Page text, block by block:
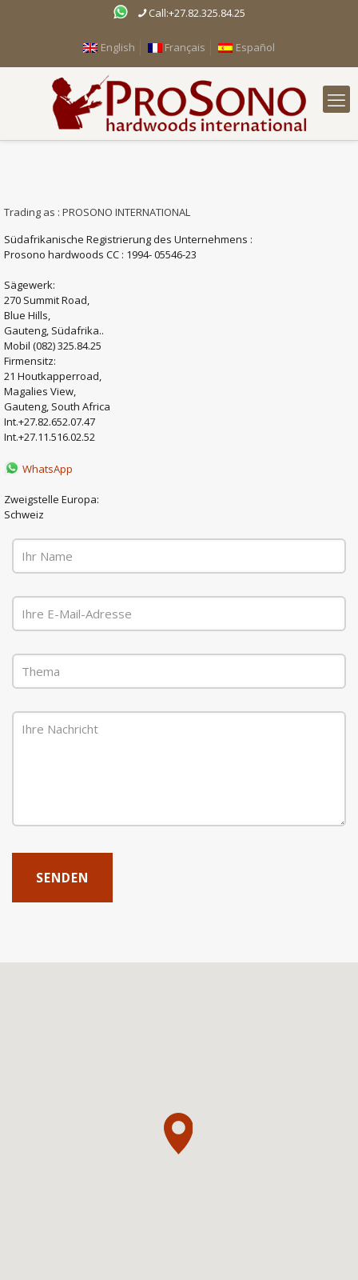
Call:+27.82.325.84.25
English Français Español
Trading as : PROSONO INTERNATIONAL
Südafrikanische Registrierung des Unternehmens :
Prosono hardwoods CC : 1994- 05546-23
Sägewerk:
270 Summit Road,
Blue Hills,
Gauteng, Südafrika..
Mobil (082) 325.84.25
Firmensitz:
21 Houtkapperroad,
Magalies View,
Gauteng, South Africa
Int.+27.82.652.07.47
Int.+27.11.516.02.52
WhatsApp
Zweigstelle Europa:
Schweiz